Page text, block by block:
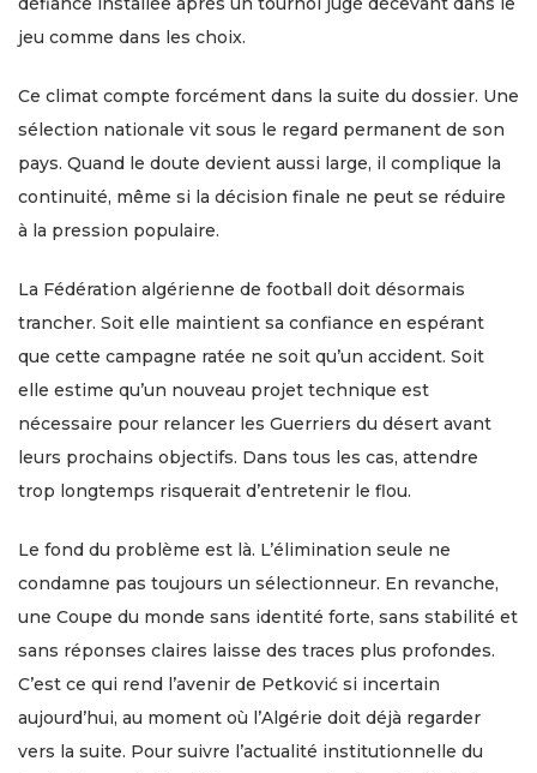
jeu comme dans les choix.
Ce climat compte forcément dans la suite du dossier. Une
sélection nationale vit sous le regard permanent de son
pays. Quand le doute devient aussi large, il complique la
continuité, même si la décision finale ne peut se réduire
à la pression populaire.
La Fédération algérienne de football doit désormais
trancher. Soit elle maintient sa confiance en espérant
que cette campagne ratée ne soit qu’un accident. Soit
elle estime qu’un nouveau projet technique est
nécessaire pour relancer les Guerriers du désert avant
leurs prochains objectifs. Dans tous les cas, attendre
trop longtemps risquerait d’entretenir le flou.
Le fond du problème est là. L’élimination seule ne
condamne pas toujours un sélectionneur. En revanche,
une Coupe du monde sans identité forte, sans stabilité et
sans réponses claires laisse des traces plus profondes.
C’est ce qui rend l’avenir de Petković si incertain
aujourd’hui, au moment où l’Algérie doit déjà regarder
vers la suite. Pour suivre l’actualité institutionnelle du